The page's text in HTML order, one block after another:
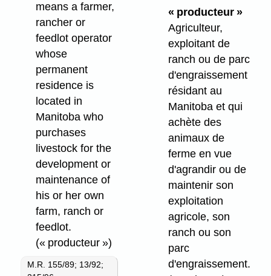
means a farmer,
rancher or
feedlot operator
whose
permanent
residence is
located in
Manitoba who
purchases
livestock for the
development or
maintenance of
his or her own
farm, ranch or
feedlot.
(« producteur »)
M.R. 155/89; 13/92;
« producteur »
Agriculteur,
exploitant de
ranch ou de parc
d'engraissement
résidant au
Manitoba et qui
achète des
animaux de
ferme en vue
d'agrandir ou de
maintenir son
exploitation
agricole, son
ranch ou son
parc
d'engraissement.